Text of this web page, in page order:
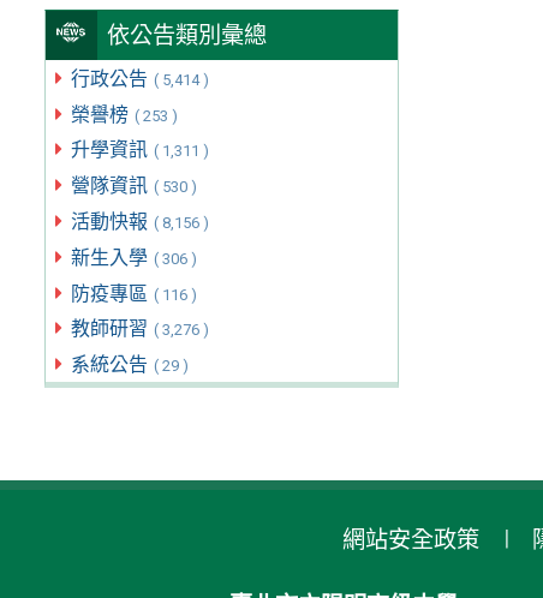
依公告類別彙總
行政公告 ( 5,414 )
榮譽榜 ( 253 )
升學資訊 ( 1,311 )
營隊資訊 ( 530 )
活動快報 ( 8,156 )
新生入學 ( 306 )
防疫專區 ( 116 )
教師研習 ( 3,276 )
系統公告 ( 29 )
網站安全政策